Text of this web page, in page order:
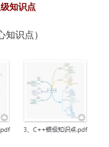
知识点
知识点）